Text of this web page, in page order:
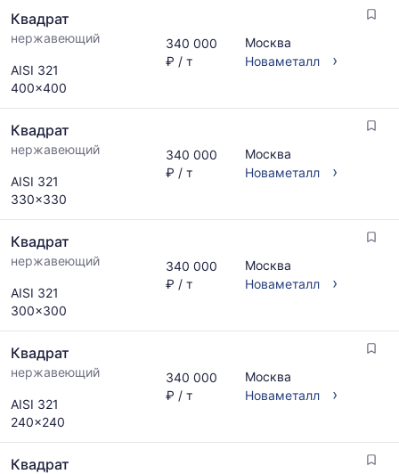
Квадрат
нержавеющий
AISI 321
400x400
340 000
₽ / т
Москва
Новаметалл
›
Квадрат
нержавеющий
AISI 321
330x330
340 000
₽ / т
Москва
Новаметалл
›
Квадрат
нержавеющий
AISI 321
300x300
340 000
₽ / т
Москва
Новаметалл
›
Квадрат
нержавеющий
AISI 321
240x240
340 000
₽ / т
Москва
Новаметалл
›
Квадрат